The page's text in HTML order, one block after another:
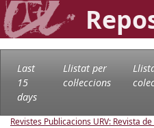
Last
15
days
Llistat per
col·leccions
Revistes Publicacions URV: Revista